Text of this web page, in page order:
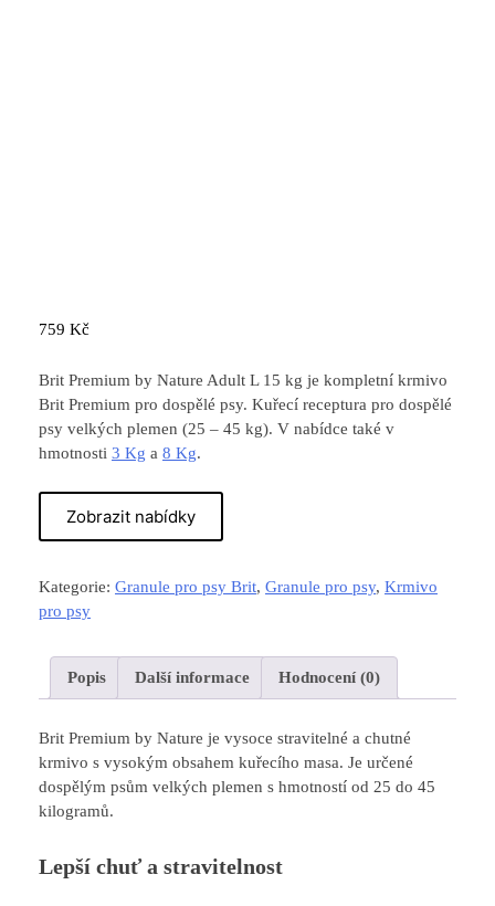
759 Kč
Brit Premium by Nature Adult L 15 kg je kompletní krmivo
Brit Premium pro dospělé psy. Kuřecí receptura pro dospělé
psy velkých plemen (25 – 45 kg). V nabídce také v
hmotnosti 3 Kg a 8 Kg.
Zobrazit nabídky
Kategorie: Granule pro psy Brit, Granule pro psy, Krmivo
pro psy
Popis Další informace Hodnocení (0)
Brit Premium by Nature je vysoce stravitelné a chutné
krmivo s vysokým obsahem kuřecího masa. Je určené
dospělým psům velkých plemen s hmotností od 25 do 45
kilogramů.
Lepší chuť a stravitelnost